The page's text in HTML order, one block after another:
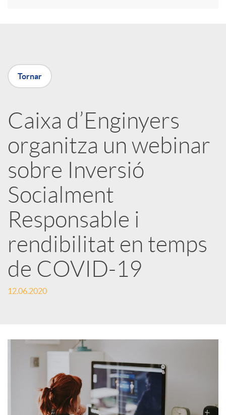
X
r
x
e
s
S
o
Tornar
Caixa d’Enginyers
organitza un webinar
sobre Inversió
Socialment
Responsable i
rendibilitat en temps
de COVID-19
12.06.2020